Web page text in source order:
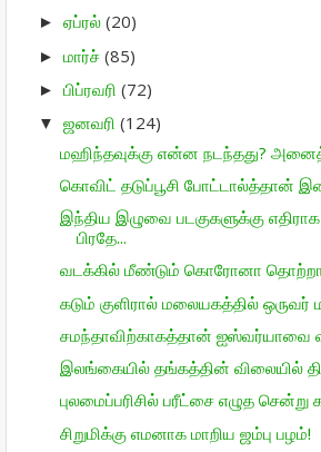
► ஏப்ரல் (20)
► மார்ச் (85)
► பிப்ரவரி (72)
▼ ஜனவரி (124)
மஹிந்தவுக்கு என்ன நடந்தது?
கொவிட் தடுப்பூசி போட்டால்த்தான்
இந்திய இழுவை படகுகளுக்கு
பிரதே...
வடக்கில் மீண்டும் கொரோனா
கடும் குளிரால் மலையகத்தில்
சமந்தாவிற்காகத்தான் ஐஸ்வர்யாவை
இலங்கையில் தங்கத்தின் விலையில்
புலமைப்பரிசில் பரீட்சை எழுத
சிறுமிக்கு எமனாக மாறிய ஜம்பு பழம்!